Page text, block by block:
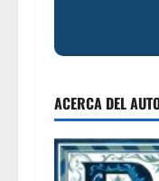
ACERCA DEL